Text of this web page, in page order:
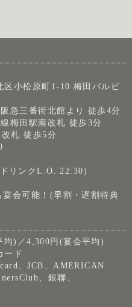
区小松原町1-10 梅田パルビ
急三番街北館より 徒歩4分
梅田駅南改札 徒歩3分
札 徒歩5分
リンクL.O. 22:30)
会可能！(早割・遅割特典
均)／4,300円(宴会平均)
ード
、JCB、AMERICAN
、銀聯、